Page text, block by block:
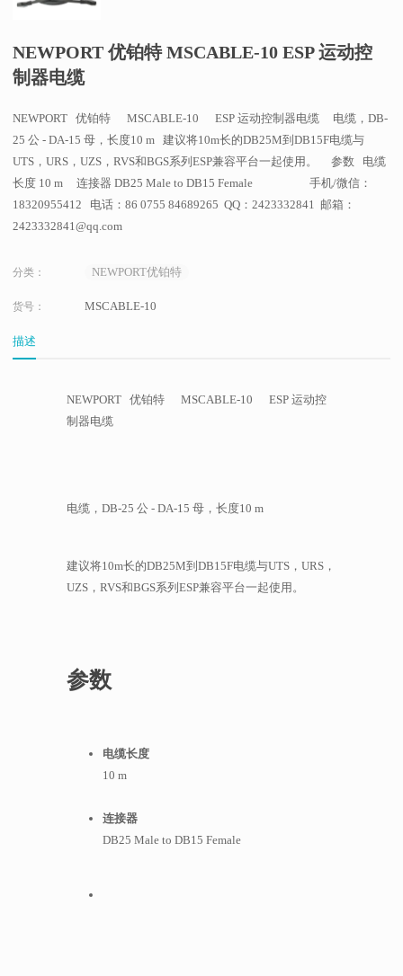
NEWPORT 优铂特 MSCABLE-10 ESP 运动控
制器电缆
NEWPORT 优铂特 MSCABLE-10 ESP 运动控制器电缆 电缆，DB-
25 公 - DA-15 母，长度10 m 建议将10m长的DB25M到DB15F电缆与
UTS，URS，UZS，RVS和BGS系列ESP兼容平台一起使用。 参数 电缆
长度 10 m 连接器 DB25 Male to DB15 Female 手机/微信：
18320955412 电话：86 0755 84689265 QQ：2423332841 邮箱：
2423332841@qq.com
分类： NEWPORT优铂特
货号： MSCABLE-10
描述
NEWPORT 优铂特 MSCABLE-10 ESP 运动控
制器电缆
电缆，DB-25 公 - DA-15 母，长度10 m
建议将10m长的DB25M到DB15F电缆与UTS，URS，
UZS，RVS和BGS系列ESP兼容平台一起使用。
参数
电缆长度
10 m
连接器
DB25 Male to DB15 Female